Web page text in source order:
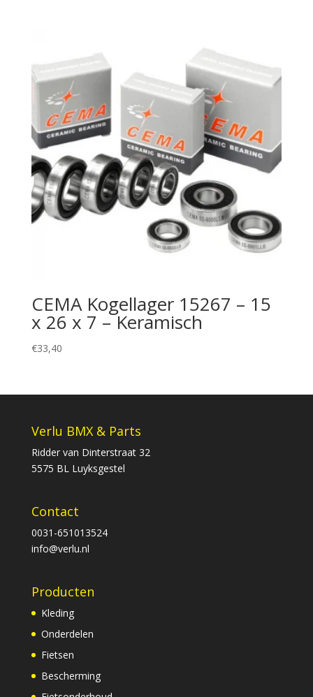
CEMA Kogellager 15267 – 15
x 26 x 7 – Keramisch
€33,40
Verlu BMX & Parts
Ridder van Dinterstraat 32
5575 BL Luyksgestel
Contact
0031-651013524
info@verlu.nl
Producten
Kleding
Onderdelen
Fietsen
Bescherming